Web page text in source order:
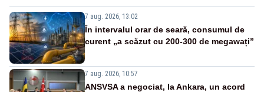
7 aug. 2026, 13:02
În intervalul orar de seară, consumul de
curent „a scăzut cu 200-300 de megawați”
7 aug. 2026, 10:57
ANSVSA a negociat, la Ankara, un acord